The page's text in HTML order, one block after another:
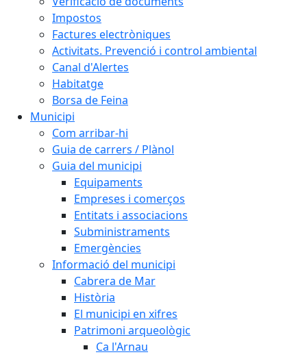
Impostos
Factures electròniques
Activitats. Prevenció i control ambiental
Canal d'Alertes
Habitatge
Borsa de Feina
Municipi
Com arribar-hi
Guia de carrers / Plànol
Guia del municipi
Equipaments
Empreses i comerços
Entitats i associacions
Subministraments
Emergències
Informació del municipi
Cabrera de Mar
Història
El municipi en xifres
Patrimoni arqueològic
Ca l'Arnau